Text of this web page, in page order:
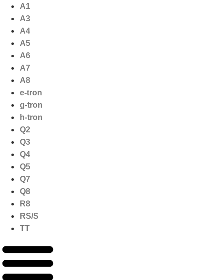
naar
inhoud
A1
A3
A4
A5
A6
A7
A8
e-tron
g-tron
h-tron
Q2
Q3
Q4
Q5
Q7
Q8
R8
RS/S
TT